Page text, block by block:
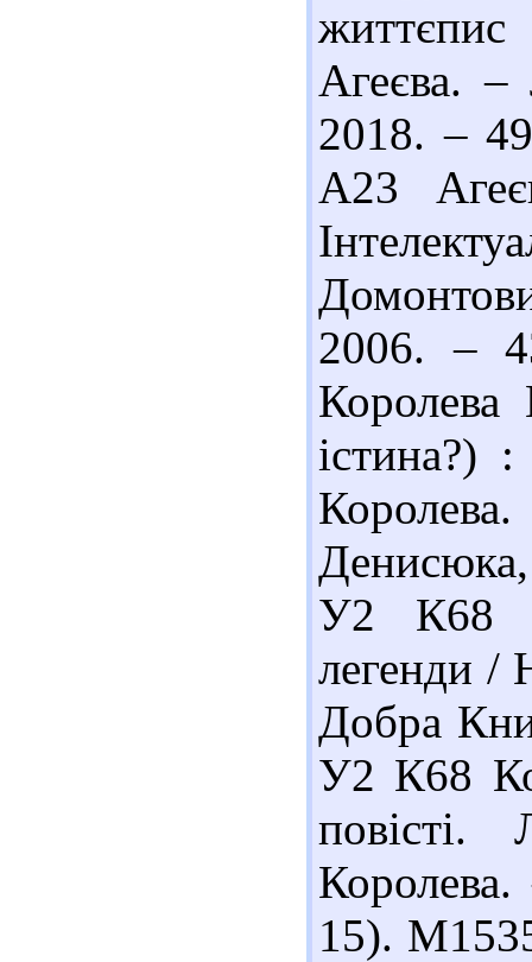
життєпис
Агеєва.
2018. –
А23
2006. –
істина?)
У2 К68
легенди /
Добра
У2 К68
повісті.
15).